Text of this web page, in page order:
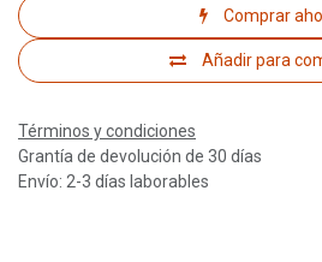
Comprar
Añadir para
Términos y condiciones
Grantía de devolución de 30 días
Envío: 2-3 días laborables